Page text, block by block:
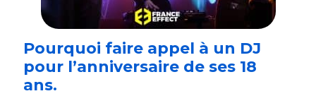
Pourquoi faire appel à un DJ
pour l’anniversaire de ses 18
ans.